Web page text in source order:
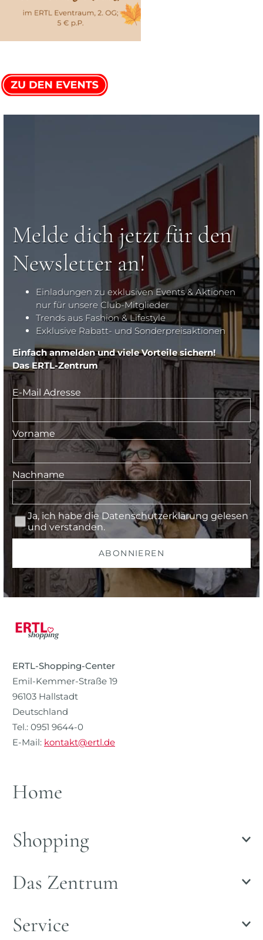
Melde dich jetzt für den
Newsletter an!
Einladungen zu exklusiven Events & Aktionen
nur für unsere Club-Mitglieder
Trends aus Fashion & Lifestyle
Exklusive Rabatt- und Sonderpreisaktionen
Einfach anmelden und viele Vorteile sichern!
Das ERTL-Zentrum
E-Mail Adresse
Vorname
Nachname
Ja, ich habe die Datenschutzerklärung gelesen
und verstanden.
ABONNIEREN
ERTL-Shopping-Center
Emil-Kemmer-Straße 19
96103 Hallstadt
Deutschland
Tel.: 0951 9644-0
E-Mail: kontakt@ertl.de
Home
Shopping
Das Zentrum
Service